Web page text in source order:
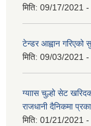
मिति: 09/17/2021
टेन्डर आह्वान गरिएको
मिति: 09/03/2021 -
ग्याास चुल्हो सेट
राजधानी दैनिकमा
मिति: 01/21/2021 -